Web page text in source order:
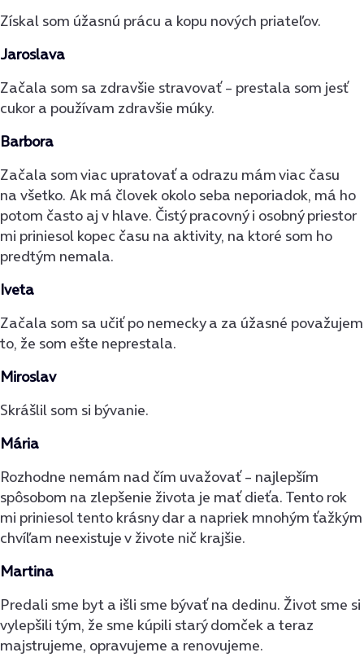
Získal som úžasnú prácu a kopu nových priateľov.
Jaroslava
Začala som sa zdravšie stravovať – prestala som jesť
cukor a používam zdravšie múky.
Barbora
Začala som viac upratovať a odrazu mám viac času
na všetko. Ak má človek okolo seba neporiadok, má ho
potom často aj v hlave. Čistý pracovný i osobný priestor
mi priniesol kopec času na aktivity, na ktoré som ho
predtým nemala.
Iveta
Začala som sa učiť po nemecky a za úžasné považujem
to, že som ešte neprestala.
Miroslav
Skrášlil som si bývanie.
Mária
Rozhodne nemám nad čím uvažovať – najlepším
spôsobom na zlepšenie života je mať dieťa. Tento rok
mi priniesol tento krásny dar a napriek mnohým ťažkým
chvíľam neexistuje v živote nič krajšie.
Martina
Predali sme byt a išli sme bývať na dedinu. Život sme si
vylepšili tým, že sme kúpili starý domček a teraz
majstrujeme, opravujeme a renovujeme.